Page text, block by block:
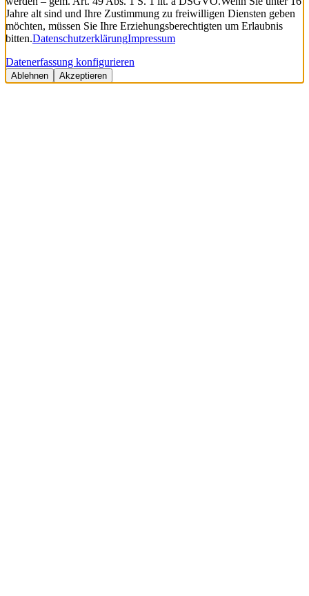
Jahre alt sind und Ihre Zustimmung zu freiwilligen Diensten geben
möchten, müssen Sie Ihre Erziehungsberechtigten um Erlaubnis
bitten.DatenschutzerklärungImpressum
Datenerfassung konfigurieren
Ablehnen Akzeptieren